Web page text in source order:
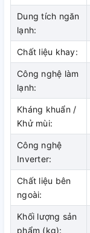
làm lạnh, điều
nhiệt cài đặt,
đình bạn.
Hệ thống
bảo quản
Dung tích ngăn
lạnh:
Chất liệu khay:
Công nghệ làm
lạnh:
Kháng khuẩn /
Khử mùi:
Công nghệ
Inverter:
Chất liệu bên
ngoài:
Khối lượng sản
phẩm (kg):